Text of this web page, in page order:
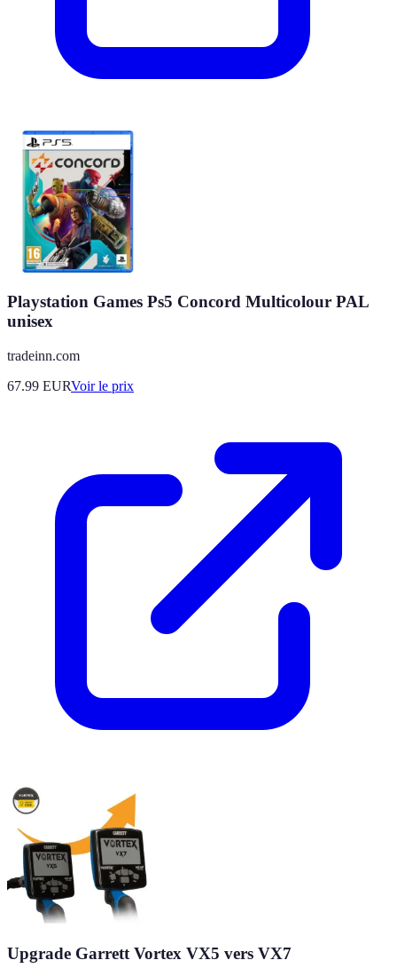
Playstation Games Ps5 Concord Multicolour PAL
unisex
tradeinn.com
67.99 EURVoir le prix
Upgrade Garrett Vortex VX5 vers VX7